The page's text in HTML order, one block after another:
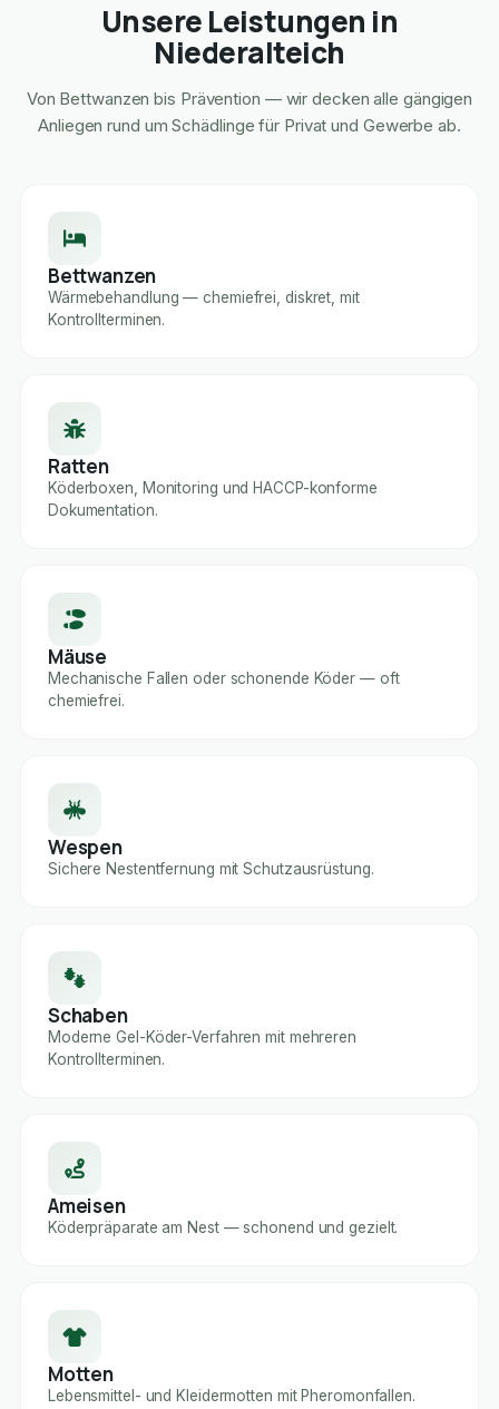
Unsere Leistungen in
Niederalteich
Von Bettwanzen bis Prävention — wir decken alle gängigen
Anliegen rund um Schädlinge für Privat und Gewerbe ab.
Bettwanzen
Wärmebehandlung — chemiefrei, diskret, mit
Kontrollterminen.
Ratten
Köderboxen, Monitoring und HACCP-konforme
Dokumentation.
Mäuse
Mechanische Fallen oder schonende Köder — oft
chemiefrei.
Wespen
Sichere Nestentfernung mit Schutzausrüstung.
Schaben
Moderne Gel-Köder-Verfahren mit mehreren
Kontrollterminen.
Ameisen
Köderpräparate am Nest — schonend und gezielt.
Motten
Lebensmittel- und Kleidermotten mit Pheromonfallen.